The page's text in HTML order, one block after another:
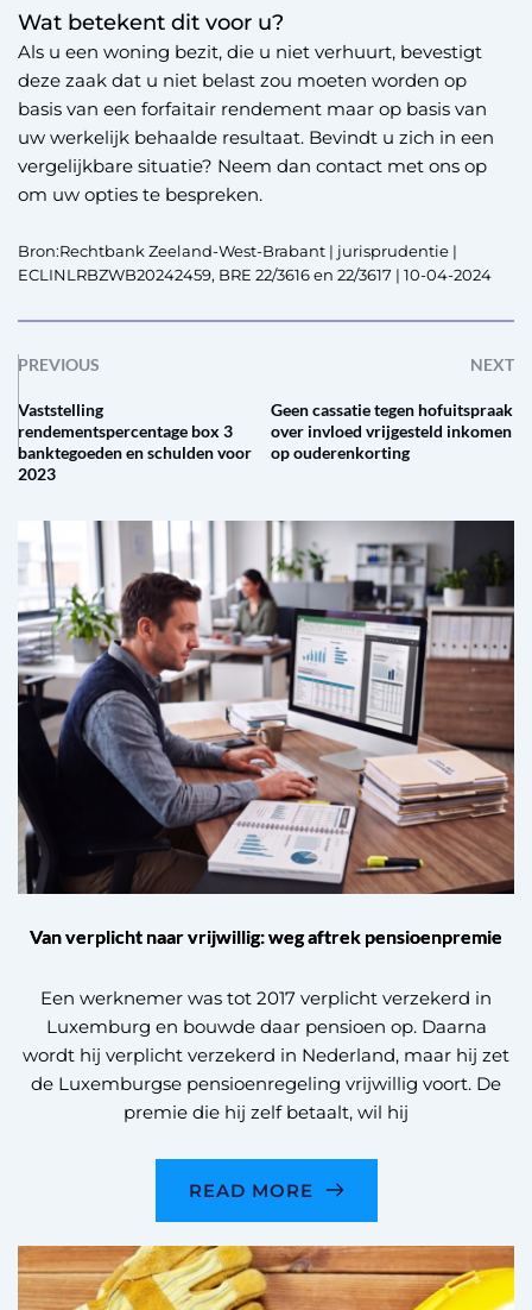
Wat betekent dit voor u?
Als u een woning bezit, die u niet verhuurt, bevestigt
deze zaak dat u niet belast zou moeten worden op
basis van een forfaitair rendement maar op basis van
uw werkelijk behaalde resultaat. Bevindt u zich in een
vergelijkbare situatie? Neem dan contact met ons op
om uw opties te bespreken.
Bron:Rechtbank Zeeland-West-Brabant | jurisprudentie |
ECLINLRBZWB20242459, BRE 22/3616 en 22/3617 | 10-04-2024
PREVIOUS NEXT
Vaststelling
rendementspercentage box 3
banktegoeden en schulden voor
2023
Geen cassatie tegen hofuitspraak
over invloed vrijgesteld inkomen
op ouderenkorting
Van verplicht naar vrijwillig: weg aftrek pensioenpremie
Een werknemer was tot 2017 verplicht verzekerd in
Luxemburg en bouwde daar pensioen op. Daarna
wordt hij verplicht verzekerd in Nederland, maar hij zet
de Luxemburgse pensioenregeling vrijwillig voort. De
premie die hij zelf betaalt, wil hij
READ MORE